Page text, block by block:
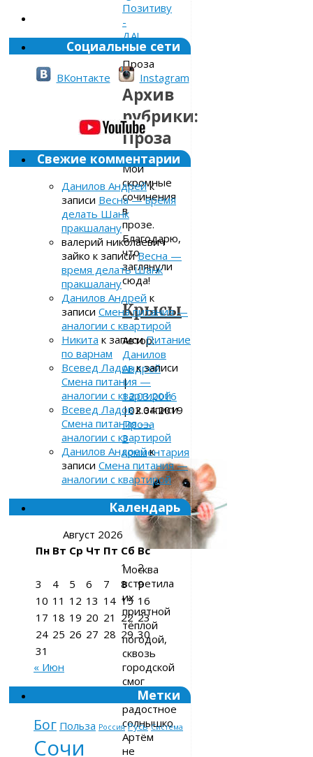
Позитиву
-
ДА!
»
Проза
Архив
рубрики:
Проза
Мои
скромные
сочинения
в
прозе.
Благодарю,
что
заглянули
сюда!
Крысы
Автор:
Данилов
Андрей
|
12.03.2016
|02.04.2019
Проза
3
комментария
Москва
встретила
их
приятной
тёплой
погодой,
сквозь
городской
смог
пробивалось
радостное
солнышко.
Артём
не
Социальные сети
ВКонтакте Instagram
Свежие комментарии
Данилов Андрейк
записи Весна — время
делать Шанк
пракшалану
валерий николаевич
зайко к записиВесна —
время делать Шанк
пракшалану
Данилов Андрей к
записи Смена питания —
аналогии с квартирой
Никита к записиПитание
по варнам
Всевед Ладовк записи
Смена питания —
аналогии с квартирой
Всевед Ладовк записи
Смена питания —
аналогии с квартирой
Данилов Андрейк
записи Смена питания —
аналогии с квартирой
Календарь
Август 2026
Пн Вт Ср Чт Пт Сб Вс
1
2
3
4 5 6 7 8
9
10 11 12 13 14 15 16
17 18 19 20 21 22 23
24 25 26 27 28 29 30
31
« Июн
Метки
Бог Польза Россия Русь Система
Сочи